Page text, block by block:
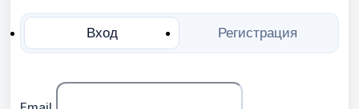
Вход Регистрация